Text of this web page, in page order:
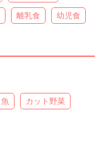
離乳食 幼児食
魚 カット野菜